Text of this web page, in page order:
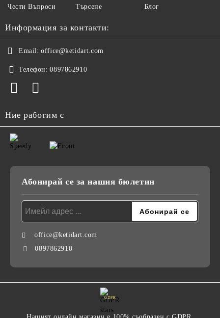
Чести Въпроси Търсене Блог
Информация за контакти:
Email: office@ketidart.com
Телефон: 0897862910
Ние работим с
Абонирай се за нашия бюлетин
office@ketidart.com
0897862910
GDPR